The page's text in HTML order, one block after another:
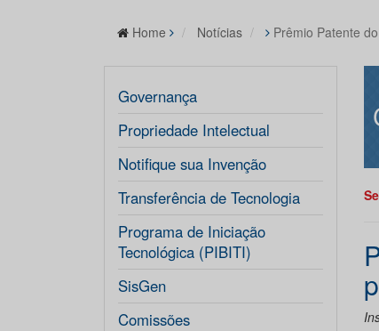
Home Notícias Prêmio Patente
Governança
Propriedade Intelectual
Notifique sua Invenção
Transferência de Tecnologia
Programa de Iniciação
Tecnológica (PIBITI)
SisGen
Comissões